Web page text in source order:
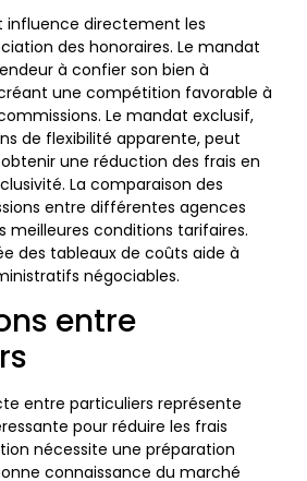
influence directement les
des honoraires. Le mandat
à confier son bien à
une compétition favorable à
Le mandat exclusif,
de flexibilité apparente, peut
une réduction des frais en
La comparaison des
entre différentes agences
meilleures conditions tarifaires.
des tableaux de coûts aide à
négociables.
entre
entre particuliers représente
pour réduire les frais
nécessite une préparation
connaissance du marché